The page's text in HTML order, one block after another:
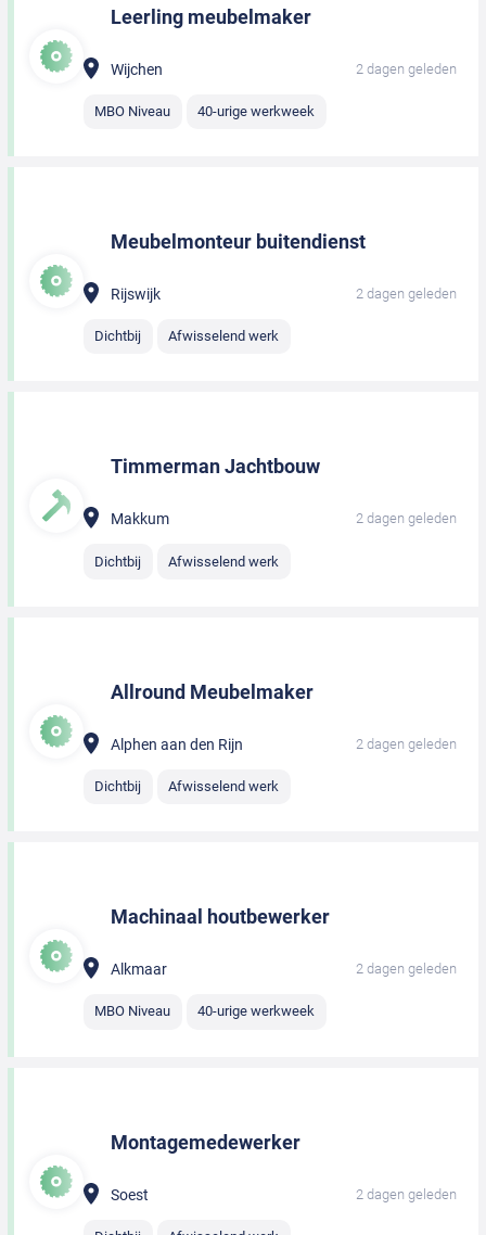
Leerling meubelmaker
Wijchen 2 dagen geleden
MBO Niveau 40-urige werkweek
Meubelmonteur buitendienst
Rijswijk 2 dagen geleden
Dichtbij Afwisselend werk
Timmerman Jachtbouw
Makkum 2 dagen geleden
Dichtbij Afwisselend werk
Allround Meubelmaker
Alphen aan den Rijn 2 dagen geleden
Dichtbij Afwisselend werk
Machinaal houtbewerker
Alkmaar 2 dagen geleden
MBO Niveau 40-urige werkweek
Montagemedewerker
Soest 2 dagen geleden